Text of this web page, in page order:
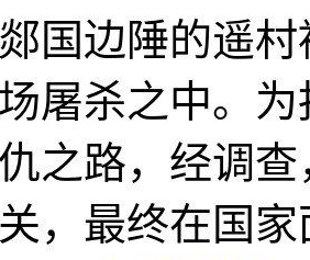
边陲的遥村
屠杀之中。
之路，经调
，最终在国